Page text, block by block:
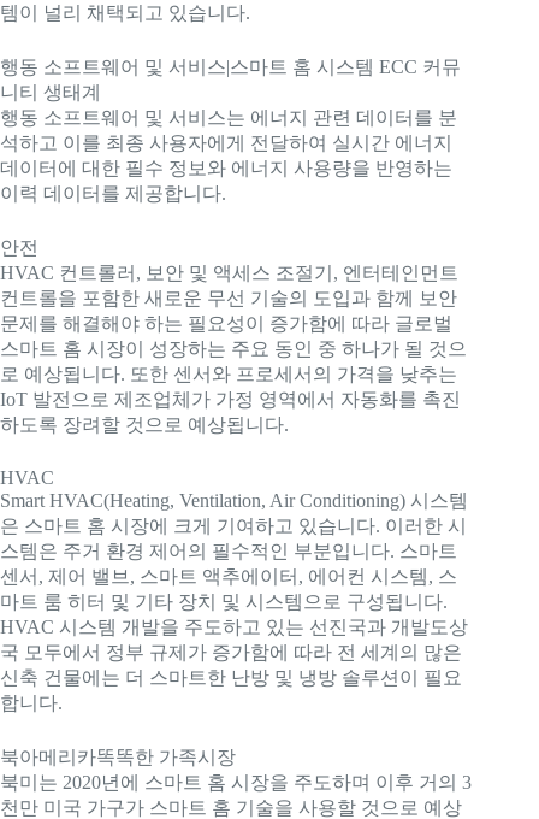
템이 널리 채택되고 있습니다.
행동 소프트웨어 및 서비스|스마트 홈 시스템 ECC 커뮤
니티 생태계
행동 소프트웨어 및 서비스는 에너지 관련 데이터를 분
석하고 이를 최종 사용자에게 전달하여 실시간 에너지
데이터에 대한 필수 정보와 에너지 사용량을 반영하는
이력 데이터를 제공합니다.
안전
HVAC 컨트롤러, 보안 및 액세스 조절기, 엔터테인먼트
컨트롤을 포함한 새로운 무선 기술의 도입과 함께 보안
문제를 해결해야 하는 필요성이 증가함에 따라 글로벌
스마트 홈 시장이 성장하는 주요 동인 중 하나가 될 것으
로 예상됩니다. 또한 센서와 프로세서의 가격을 낮추는
IoT 발전으로 제조업체가 가정 영역에서 자동화를 촉진
하도록 장려할 것으로 예상됩니다.
HVAC
Smart HVAC(Heating, Ventilation, Air Conditioning) 시스템
은 스마트 홈 시장에 크게 기여하고 있습니다. 이러한 시
스템은 주거 환경 제어의 필수적인 부분입니다. 스마트
센서, 제어 밸브, 스마트 액추에이터, 에어컨 시스템, 스
마트 룸 히터 및 기타 장치 및 시스템으로 구성됩니다.
HVAC 시스템 개발을 주도하고 있는 선진국과 개발도상
국 모두에서 정부 규제가 증가함에 따라 전 세계의 많은
신축 건물에는 더 스마트한 난방 및 냉방 솔루션이 필요
합니다.
북아메리카똑똑한 가족시장
북미는 2020년에 스마트 홈 시장을 주도하며 이후 거의 3
천만 미국 가구가 스마트 홈 기술을 사용할 것으로 예상